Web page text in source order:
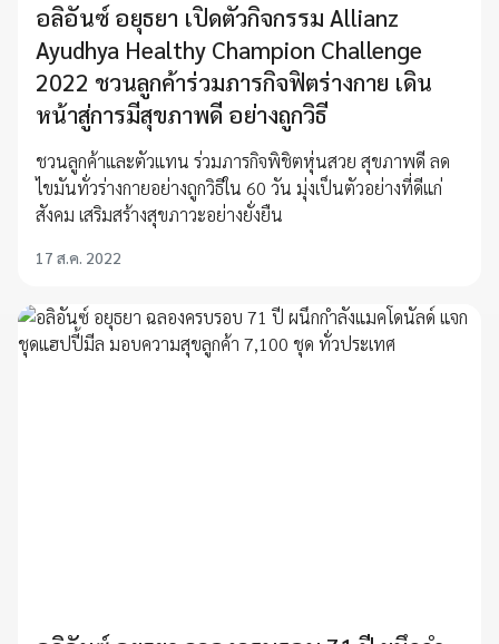
อลิอันซ์ อยุธยา เปิดตัวกิจกรรม Allianz
Ayudhya Healthy Champion Challenge
2022 ชวนลูกค้าร่วมภารกิจฟิตร่างกาย เดิน
หน้าสู่การมีสุขภาพดี อย่างถูกวิธี
ชวนลูกค้าและตัวแทน ร่วมภารกิจพิชิตหุ่นสวย สุขภาพดี ลด
ไขมันทั่วร่างกายอย่างถูกวิธีใน 60 วัน มุ่งเป็นตัวอย่างที่ดีแก่
สังคม เสริมสร้างสุขภาวะอย่างยั่งยืน
17 ส.ค. 2022